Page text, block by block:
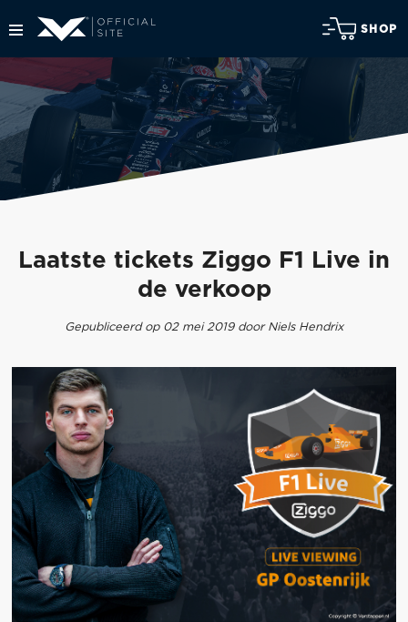
SHOP
Laatste tickets Ziggo F1 Live in
de verkoop
Gepubliceerd op 02 mei 2019 door Niels Hendrix